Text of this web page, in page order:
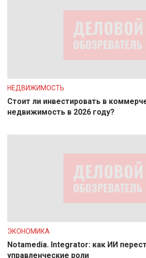
НЕДВИЖИМОСТЬ
Стоит ли инвестировать в
недвижимость в 2026 году?
ЭКОНОМИКА
Notamedia. Integrator: как ИИ
управленческие роли